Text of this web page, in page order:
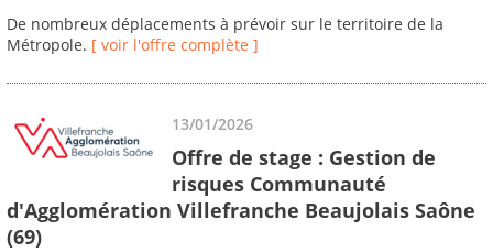
De nombreux déplacements à prévoir sur le territoire de la
Métropole. [ voir l'offre complète ]
13/01/2026
Offre de stage : Gestion de
risques Communauté
d'Agglomération Villefranche Beaujolais Saône
(69)